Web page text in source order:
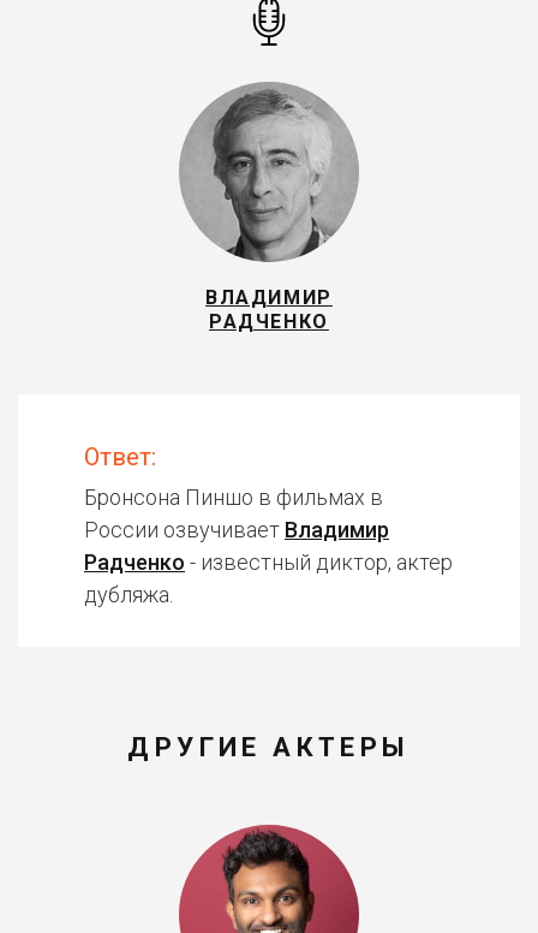
ВЛАДИМИР
РАДЧЕНКО
Ответ:
Бронсона Пиншо в фильмах в
России озвучивает Владимир
Радченко - известный диктор, актер
дубляжа.
ДРУГИЕ АКТЕРЫ